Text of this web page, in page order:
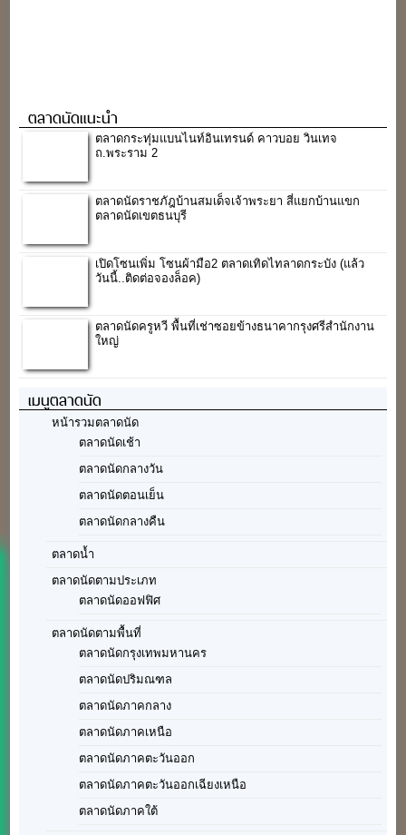
ตลาดนัดแนะนำ
ตลาดกระทุ่มแบนไนท์อินเทรนด์ คาวบอย วินเทจ
ถ.พระราม 2
ตลาดนัดราชภัฎบ้านสมเด็จเจ้าพระยา สี่แยกบ้านแขก
ตลาดนัดเขตธนบุรี
เปิดโซนเพิ่ม โซนผ้ามือ2 ตลาดเทิดไทลาดกระบัง (แล้ว
วันนี้..ติดต่อจองล็อค)
ตลาดนัดครูหวี พื้นที่เช่าซอยข้างธนาคากรุงศรีสำนักงาน
ใหญ่
เมนูตลาดนัด
หน้ารวมตลาดนัด
ตลาดนัดเช้า
ตลาดนัดกลางวัน
ตลาดนัดตอนเย็น
ตลาดนัดกลางคืน
ตลาดน้ำ
ตลาดนัดตามประเภท
ตลาดนัดออฟฟิศ
ตลาดนัดตามพื้นที่
ตลาดนัดกรุงเทพมหานคร
ตลาดนัดปริมณฑล
ตลาดนัดภาคกลาง
ตลาดนัดภาคเหนือ
ตลาดนัดภาคตะวันออก
ตลาดนัดภาคตะวันออกเฉียงเหนือ
ตลาดนัดภาคใต้